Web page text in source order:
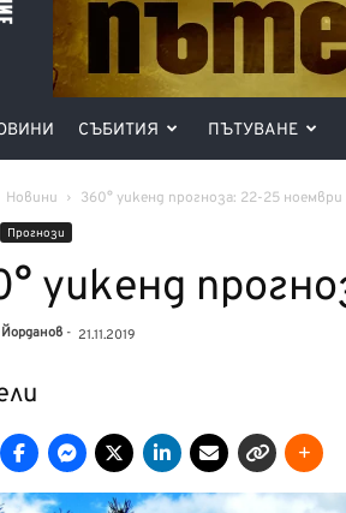
СЪБИТИЯ ПЪТУВАНЕ
Новини 360° уикенд прогноза: 22-25 ноември
Прогнози
уикенд
Йорданов - 21.11.2019